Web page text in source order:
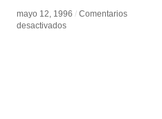
mayo 12, 1996 / Comentarios
desactivadosen
mayo 12, 1996 / Comentarios
desactivadosen